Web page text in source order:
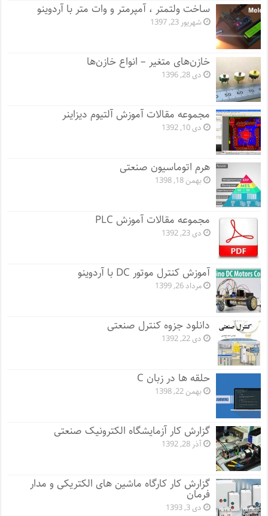
ساخت ولتمتر ، آمپرمتر و وات متر با آردوینو
شهریور 23, 1397
خازن‌های متغیر – انواع خازن‌ها
دی 28, 1396
مجموعه مقالات آموزش آلتیوم دیزاینر
دی 10, 1392
هرم اتوماسیون صنعتی
بهمن 18, 1398
مجموعه مقالات آموزش PLC
دی 23, 1392
آموزش کنترل موتور DC با آردوینو
مرداد 26, 1399
دانلود جزوه کنترل صنعتی
دی 22, 1392
حلقه ها در زبان C
بهمن 22, 1398
گزارش کار آزمایشگاه الکترونیک صنعتی
آذر 28, 1392
گزارش کار کارگاه ماشین های الکتریکی و مدار
فرمان
دی 3, 1393